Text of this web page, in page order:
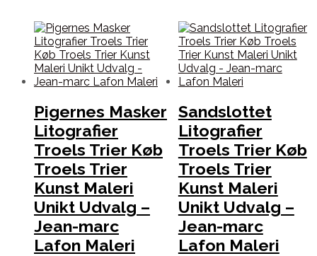
Pigernes Masker
Litografier
Troels Trier Køb
Troels Trier
Kunst Maleri
Unikt Udvalg –
Jean-marc
Lafon Maleri
Sandslottet
Litografier
Troels Trier Køb
Troels Trier
Kunst Maleri
Unikt Udvalg –
Jean-marc
Lafon Maleri